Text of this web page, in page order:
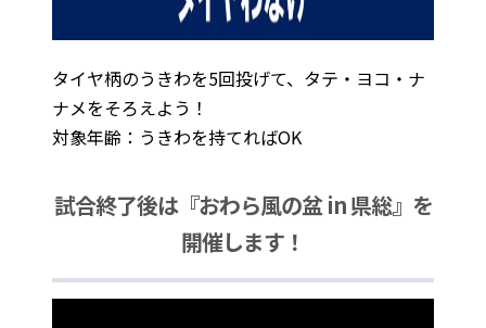
タイヤ柄のうきわを5回投げて、タテ・ヨコ・ナ
ナメをそろえよう！
対象年齢：うきわを持てればOK
試合終了後は『おわら風の盆 in 県総』を
開催します！